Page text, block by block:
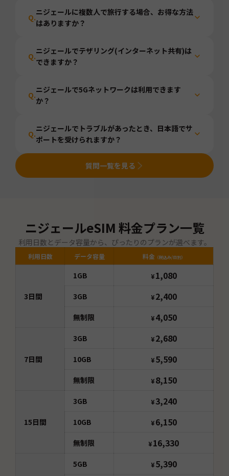
Q.
ニジェールに複数人で旅行する場合、お得な方法
はありますか？
Q.
ニジェールでテザリング(インターネット共有)は
できますか？
Q.
ニジェールで5Gネットワークは利用できます
か？
Q.
ニジェールでトラブルがあったとき、日本語でサ
ポートを受けられますか？
質問一覧を見る
ニジェールeSIM 料金プラン一覧
利用日数とデータ容量から、ぴったりのプランが選べます。
利用日数 データ容量 料金 （税込み/日別）
3日間
1GB ¥ 1,080
3GB ¥ 2,400
無制限 ¥ 4,050
7日間
3GB ¥ 2,680
10GB ¥ 5,590
無制限 ¥ 8,150
15日間
3GB ¥ 3,240
10GB ¥ 6,150
無制限 ¥16,330
5GB ¥ 5,390